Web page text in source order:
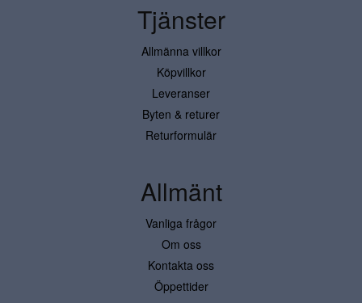
Tjänster
Allmänna villkor
Köpvillkor
Leveranser
Byten & returer
Returformulär
Allmänt
Vanliga frågor
Om oss
Kontakta oss
Öppettider